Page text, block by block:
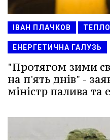
ІВАН ПЛАЧКОВ
ЕНЕРГЕТИЧНА ГАЛУЗЬ
"Протягом зими
на п'ять днів" -
міністр палива та